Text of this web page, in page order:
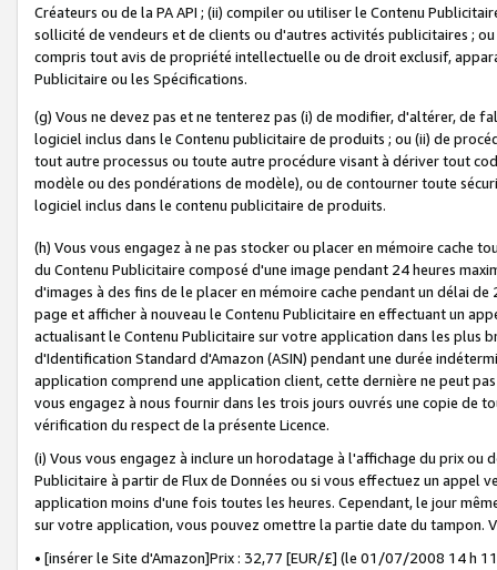
Créateurs ou de la PA API ; (ii) compiler ou utiliser le Contenu
sollicité de vendeurs et de clients ou d'autres activités publicitaires ;
compris tout avis de propriété intellectuelle ou de droit exclusif,
Publicitaire ou les Spécifications.
(g) Vous ne devez pas et ne tenterez pas (i) de modifier, d'altérer, de
logiciel inclus dans le Contenu publicitaire de produits ; ou (ii) de
tout autre processus ou toute autre procédure visant à dériver tout
modèle ou des pondérations de modèle), ou de contourner toute
logiciel inclus dans le contenu publicitaire de produits.
(h) Vous vous engagez à ne pas stocker ou placer en mémoire cache
du Contenu Publicitaire composé d'une image pendant 24 heures
d'images à des fins de le placer en mémoire cache pendant un délai
page et afficher à nouveau le Contenu Publicitaire en effectuant un
actualisant le Contenu Publicitaire sur votre application dans les plus
d'Identification Standard d'Amazon (ASIN) pendant une durée
application comprend une application client, cette dernière ne peut
vous engagez à nous fournir dans les trois jours ouvrés une copie de
vérification du respect de la présente Licence.
(i) Vous vous engagez à inclure un horodatage à l'affichage du prix
Publicitaire à partir de Flux de Données ou si vous effectuez un appel
application moins d'une fois toutes les heures. Cependant, le jour
sur votre application, vous pouvez omettre la partie date du tampon.
• [insérer le Site d'Amazon]Prix : 32,77 [EUR/£] (le 01/07/2008 14 h